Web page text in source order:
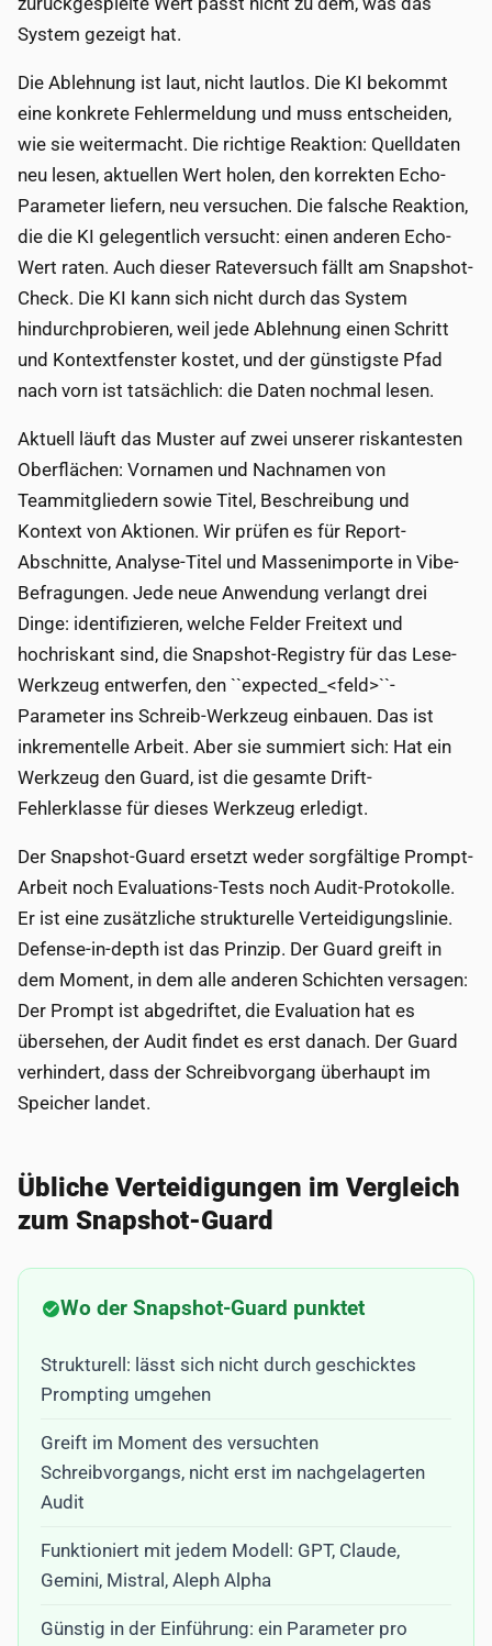
System gezeigt hat.
Die Ablehnung ist laut, nicht lautlos. Die KI bekommt
eine konkrete Fehlermeldung und muss entscheiden,
wie sie weitermacht. Die richtige Reaktion: Quelldaten
neu lesen, aktuellen Wert holen, den korrekten Echo-
Parameter liefern, neu versuchen. Die falsche Reaktion,
die die KI gelegentlich versucht: einen anderen Echo-
Wert raten. Auch dieser Rateversuch fällt am Snapshot-
Check. Die KI kann sich nicht durch das System
hindurchprobieren, weil jede Ablehnung einen Schritt
und Kontextfenster kostet, und der günstigste Pfad
nach vorn ist tatsächlich: die Daten nochmal lesen.
Aktuell läuft das Muster auf zwei unserer riskantesten
Oberflächen: Vornamen und Nachnamen von
Teammitgliedern sowie Titel, Beschreibung und
Kontext von Aktionen. Wir prüfen es für Report-
Abschnitte, Analyse-Titel und Massenimporte in Vibe-
Befragungen. Jede neue Anwendung verlangt drei
Dinge: identifizieren, welche Felder Freitext und
hochriskant sind, die Snapshot-Registry für das Lese-
Werkzeug entwerfen, den ``expected_<feld>``-
Parameter ins Schreib-Werkzeug einbauen. Das ist
inkrementelle Arbeit. Aber sie summiert sich: Hat ein
Werkzeug den Guard, ist die gesamte Drift-
Fehlerklasse für dieses Werkzeug erledigt.
Der Snapshot-Guard ersetzt weder sorgfältige Prompt-
Arbeit noch Evaluations-Tests noch Audit-Protokolle.
Er ist eine zusätzliche strukturelle Verteidigungslinie.
Defense-in-depth ist das Prinzip. Der Guard greift in
dem Moment, in dem alle anderen Schichten versagen:
Der Prompt ist abgedriftet, die Evaluation hat es
übersehen, der Audit findet es erst danach. Der Guard
verhindert, dass der Schreibvorgang überhaupt im
Speicher landet.
Übliche Verteidigungen im Vergleich
zum Snapshot-Guard
Wo der Snapshot-Guard punktet
Strukturell: lässt sich nicht durch geschicktes
Prompting umgehen
Greift im Moment des versuchten
Schreibvorgangs, nicht erst im nachgelagerten
Audit
Funktioniert mit jedem Modell: GPT, Claude,
Gemini, Mistral, Aleph Alpha
Günstig in der Einführung: ein Parameter pro